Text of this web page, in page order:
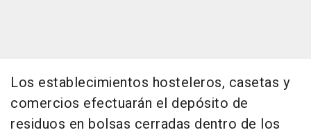
Los establecimientos hosteleros, casetas y
comercios efectuarán el depósito de
residuos en bolsas cerradas dentro de los